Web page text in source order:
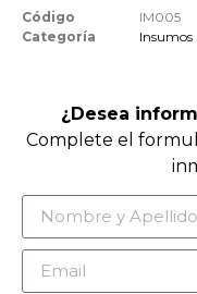
Código
IM005
Categoría
Insumos
¿Desea
Complete el